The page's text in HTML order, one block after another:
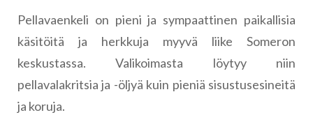
Pellavaenkeli on pieni ja sympaattinen paikallisia
käsitöitä ja herkkuja myyvä liike Someron
keskustassa. Valikoimasta löytyy niin
pellavalakritsia ja -öljyä kuin pieniä sisustusesineitä
ja koruja.